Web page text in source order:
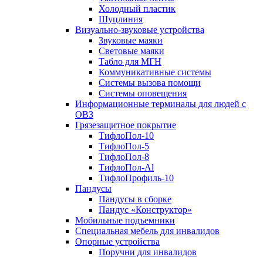
Холодный пластик
Шуцлиния
Визуально-звуковые устройства
Звуковые маяки
Световые маяки
Табло для МГН
Коммуникативные системы
Системы вызова помощи
Системы оповещения
Информационные терминалы для людей с
ОВЗ
Грязезащитное покрытие
ТифлоПол-10
ТифлоПол-5
ТифлоПол-8
ТифлоПол-Al
ТифлоПрофиль-10
Пандусы
Пандусы в сборке
Пандус «Конструктор»
Мобильные подъемники
Специальная мебель для инвалидов
Опорные устройства
Поручни для инвалидов